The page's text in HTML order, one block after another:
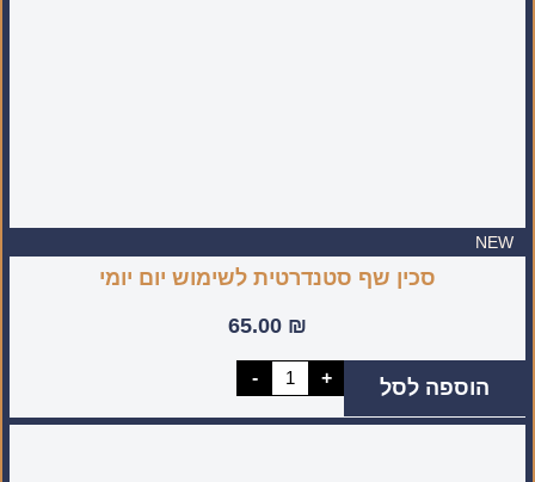
NEW
סכין שף סטנדרטית לשימוש יום יומי
65.00 ₪
-
כמות
של
שף
+ הוספה לסל